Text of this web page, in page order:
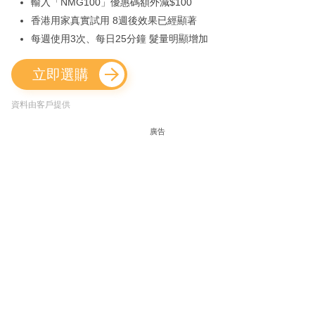
香港用家真實試用 8週後效果已經顯著
每週使用3次、每日25分鐘 髮量明顯增加
立即選購
資料由客戶提供
廣告